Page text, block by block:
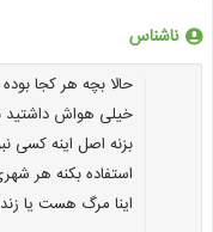
ناشناس
حالا بچه هر کجا
خیلی هواش داشتید
بزنه اصل اینه کسی
استفاده بکنه هر
اینا مرگ هست یا